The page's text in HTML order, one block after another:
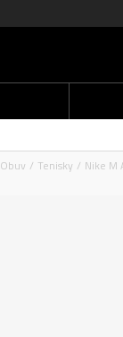
Obuv Tenisky Nike M